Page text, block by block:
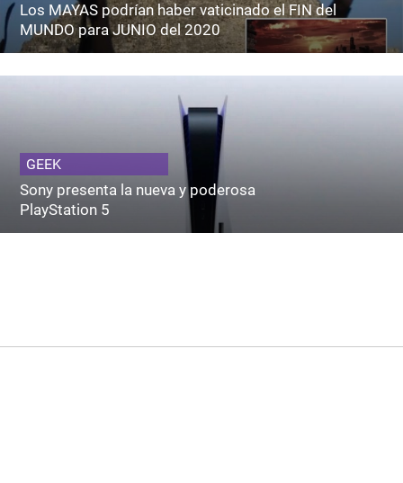
Los MAYAS podrían haber vaticinado el FIN del
MUNDO para JUNIO del 2020
GEEK
Sony presenta la nueva y poderosa
PlayStation 5